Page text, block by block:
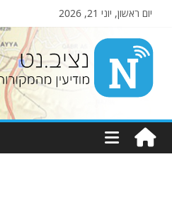
יום ראשון, יוני 21, 2026
Nziv.net
מודיעין
מהמקורות